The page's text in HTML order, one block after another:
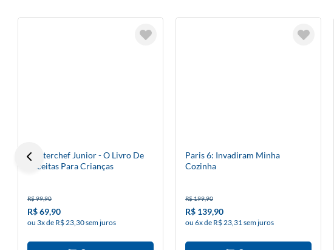
Masterchef Junior - O Livro De
Receitas Para Crianças
R$ 99,90
R$ 69,90
ou 3x de R$ 23,30 sem juros
Paris 6: Invadiram Minha
Cozinha
R$ 199,90
R$ 139,90
ou 6x de R$ 23,31 sem juros